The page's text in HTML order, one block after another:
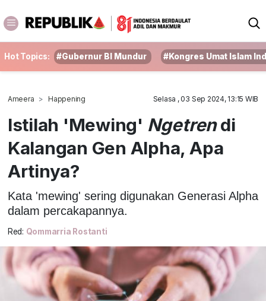
Hot Topics: #Gubernur BI Mundur #Kongres Umat Islam
Ameera Happening Selasa , 03 Sep 2024, 13:15 WIB
Istilah 'Mewing' Ngetrendi
Kalangan Gen Alpha, Apa
Artinya?
Kata 'mewing' sering digunakan Generasi Alpha
dalam percakapannya.
Red: Qommarria Rostanti